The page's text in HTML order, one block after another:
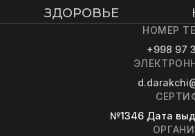
ЗДОРОВЬЕ
НОМЕР
+998 97
№1346 Дата